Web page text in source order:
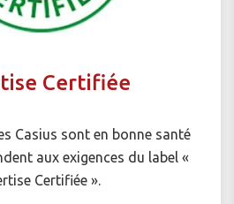
Certifiée
Casius sont en bonne santé
aux exigences du label «
Certifiée ».